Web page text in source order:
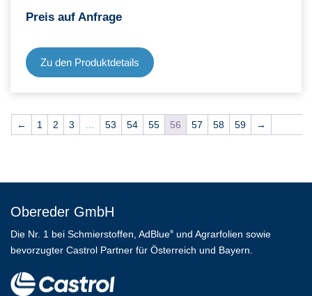
Preis auf Anfrage
Zu den Produktdetails
← 1 2 3 53 54 55 56 57 58 59 →
Obereder GmbH
Die Nr. 1 bei Schmierstoffen, AdBlue®
und Agrarfolien sowie
bevorzugter Castrol Partner für Österreich und Bayern.